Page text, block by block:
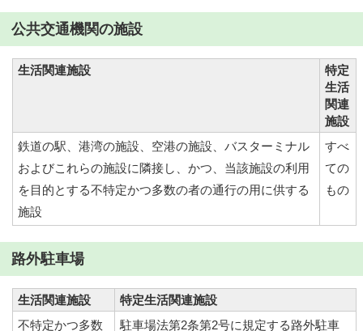
公共交通機関の施設
生活関連施設
特定
生活
関連
施設
鉄道の駅、港湾の施設、空港の施設、バスターミナル
およびこれらの施設に隣接し、かつ、当該施設の利用
を目的とする不特定かつ多数の者の通行の用に供する
施設
すべ
ての
もの
路外駐車場
生活関連施設
特定生活関連施設
不特定かつ多数
駐車場法第2条第2号に規定する路外駐車